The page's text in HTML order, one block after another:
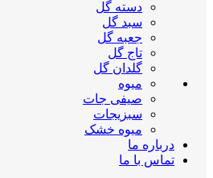
دسته گل
سبد گل
جعبه گل
تاج گل
گلدان گل
میوه
صیفی جات
سبزیجات
میوه خشک
درباره ما
تماس با ما